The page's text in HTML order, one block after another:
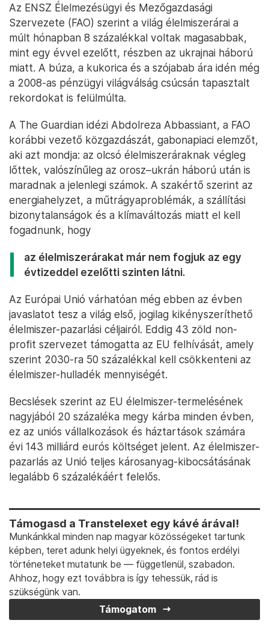
Az ENSZ Élelmezésügyi és Mezőgazdasági
Szervezete (FAO) szerint a világ élelmiszerárai a
múlt hónapban 8 százalékkal voltak magasabbak,
mint egy évvel ezelőtt, részben az ukrajnai háború
miatt. A búza, a kukorica és a szójabab ára idén még
a 2008-as pénzügyi világválság csúcsán tapasztalt
rekordokat is felülmúlta.
A The Guardian idézi Abdolreza Abbassiant, a FAO
korábbi vezető közgazdászát, gabonapiaci elemzőt,
aki azt mondja: az olcsó élelmiszeráraknak végleg
lőttek, valószínűleg az orosz–ukrán háború után is
maradnak a jelenlegi számok. A szakértő szerint az
energiahelyzet, a műtrágyaproblémák, a szállítási
bizonytalanságok és a klímaváltozás miatt el kell
fogadnunk, hogy
az élelmiszerárakat már nem fogjuk az egy
évtizeddel ezelőtti szinten látni.
Az Európai Unió várhatóan még ebben az évben
javaslatot tesz a világ első, jogilag kikényszeríthető
élelmiszer-pazarlási céljairól. Eddig 43 zöld non-
profit szervezet támogatta az EU felhívását, amely
szerint 2030-ra 50 százalékkal kell csökkenteni az
élelmiszer-hulladék mennyiségét.
Becslések szerint az EU élelmiszer-termelésének
nagyjából 20 százaléka megy kárba minden évben,
ez az uniós vállalkozások és háztartások számára
évi 143 milliárd eurós költséget jelent. Az élelmiszer-
pazarlás az Unió teljes károsanyag-kibocsátásának
legalább 6 százalékáért felelős.
Támogasd a Transtelexet egy kávé árával!
Munkánkkal minden nap magyar közösségeket tartunk
képben, teret adunk helyi ügyeknek, és fontos erdélyi
történeteket mutatunk be — függetlenül, szabadon.
Ahhoz, hogy ezt továbbra is így tehessük, rád is
szükségünk van.
Támogatom